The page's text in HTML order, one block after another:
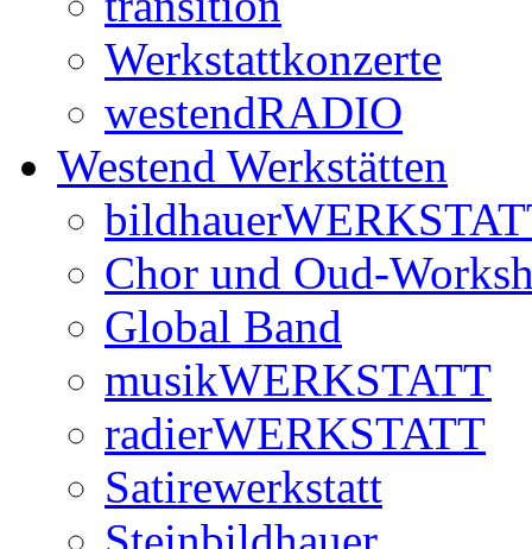
Werkstattkonzerte
westendRADIO
Westend Werkstätten
Chor und Oud-
Global Band
musikWERKSTATT
radierWERKSTATT
Satirewerkstatt